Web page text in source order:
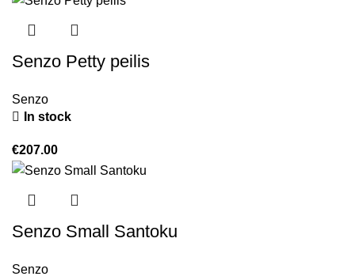
Senzo Petty peilis
Senzo
In stock
€207.00
Senzo Small Santoku
Senzo